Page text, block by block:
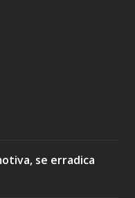
se erradica